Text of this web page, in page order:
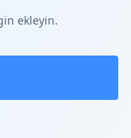
ekleyin.